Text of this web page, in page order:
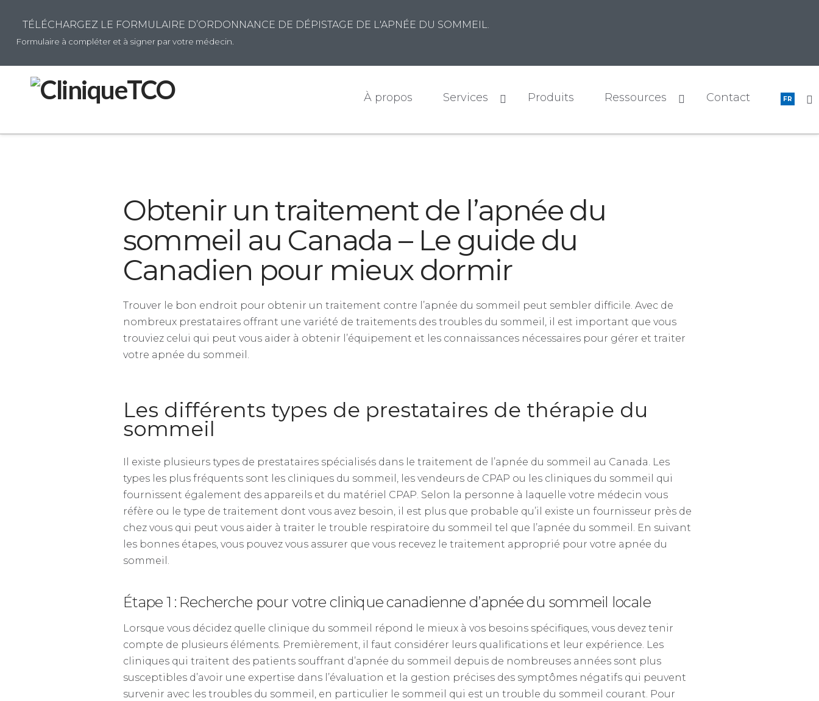
TÉLÉCHARGEZ LE FORMULAIRE D’ORDONNANCE DE DÉPISTAGE DE L'APNÉE DU SOMMEIL.
Formulaire à compléter et à signer par votre médecin.
À propos Services Produits Ressources Contact FR
Obtenir un traitement de l’apnée du
sommeil au Canada – Le guide du
Canadien pour mieux dormir
Trouver le bon endroit pour obtenir un traitement contre l’apnée du sommeil peut sembler difficile. Avec de
nombreux prestataires offrant une variété de traitements des troubles du sommeil, il est important que vous
trouviez celui qui peut vous aider à obtenir l’équipement et les connaissances nécessaires pour gérer et traiter
votre apnée du sommeil.
Les différents types de prestataires de thérapie du
sommeil
Il existe plusieurs types de prestataires spécialisés dans le traitement de l’apnée du sommeil au Canada. Les
types les plus fréquents sont les cliniques du sommeil, les vendeurs de CPAP ou les cliniques du sommeil qui
fournissent également des appareils et du matériel CPAP. Selon la personne à laquelle votre médecin vous
réfère ou le type de traitement dont vous avez besoin, il est plus que probable qu’il existe un fournisseur près de
chez vous qui peut vous aider à traiter le trouble respiratoire du sommeil tel que l’apnée du sommeil. En suivant
les bonnes étapes, vous pouvez vous assurer que vous recevez le traitement approprié pour votre apnée du
sommeil.
Étape 1 : Recherche pour votre clinique canadienne d’apnée du sommeil locale
Lorsque vous décidez quelle clinique du sommeil répond le mieux à vos besoins spécifiques, vous devez tenir
compte de plusieurs éléments. Premièrement, il faut considérer leurs qualifications et leur expérience. Les
cliniques qui traitent des patients souffrant d’apnée du sommeil depuis de nombreuses années sont plus
susceptibles d’avoir une expertise dans l’évaluation et la gestion précises des symptômes négatifs qui peuvent
survenir avec les troubles du sommeil, en particulier le sommeil qui est un trouble du sommeil courant. Pour